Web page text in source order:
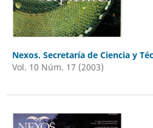
Nexos. Secretaría de Ciencia y
Vol. 10 Núm. 17 (2003)